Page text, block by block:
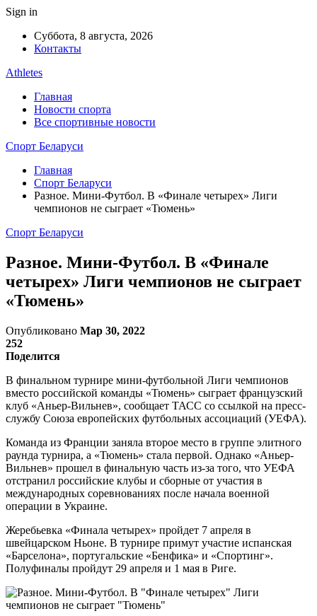
Sign in
Суббота, 8 августа, 2026
Контакты
Athletes
Главная
Новости спорта
Все спортивные новости
Спорт Беларуси
Главная
Спорт Беларуси
Разное. Мини-Футбол. В «Финале четырех» Лиги
чемпионов не сыграет «Тюмень»
Спорт Беларуси
Разное. Мини-Футбол. В «Финале
четырех» Лиги чемпионов не сыграет
«Тюмень»
Опубликовано Мар 30, 2022
252
Поделится
В финальном турнире мини-футбольной Лиги чемпионов
вместо российской команды «Тюмень» сыграет французский
клуб «Аньер-Вильнев», сообщает ТАСС со ссылкой на пресс-
службу Союза европейских футбольных ассоциаций (УЕФА).
Команда из Франции заняла второе место в группе элитного
раунда турнира, а «Тюмень» стала первой. Однако «Аньер-
Вильнев» прошел в финальную часть из-за того, что УЕФА
отстранил российские клубы и сборные от участия в
международных соревнованиях после начала военной
операции в Украине.
Жеребьевка «Финала четырех» пройдет 7 апреля в
швейцарском Ньоне. В турнире примут участие испанская
«Барселона», португальские «Бенфика» и «Спортинг».
Полуфиналы пройдут 29 апреля и 1 мая в Риге.